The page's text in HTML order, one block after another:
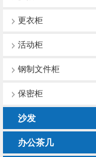
更衣柜
活动柜
钢制文件柜
保密柜
沙发
办公茶几